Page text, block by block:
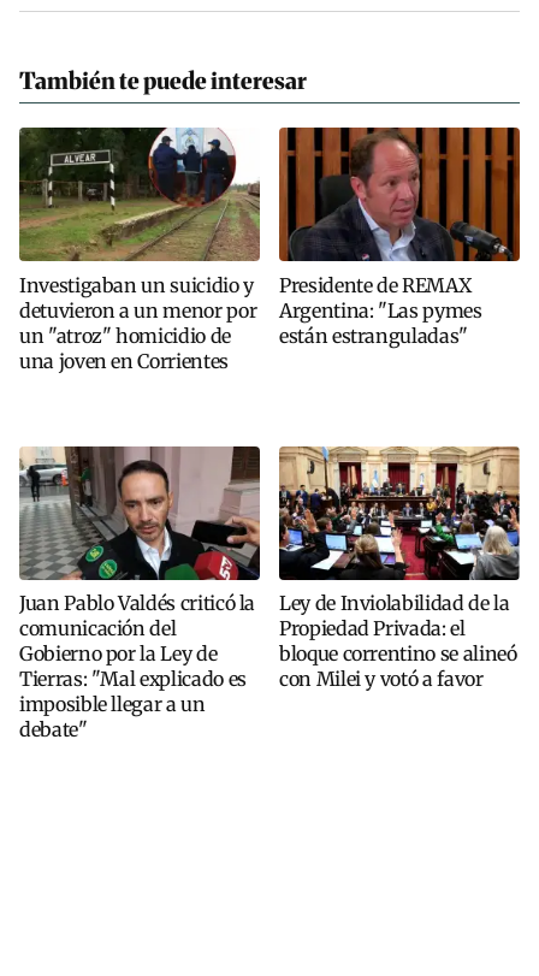
También te puede interesar
Investigaban un suicidio y
detuvieron a un menor por
un "atroz" homicidio de
una joven en Corrientes
Presidente de REMAX
Argentina: "Las pymes
están estranguladas"
Juan Pablo Valdés criticó la
comunicación del
Gobierno por la Ley de
Tierras: "Mal explicado es
imposible llegar a un
debate"
Ley de Inviolabilidad de la
Propiedad Privada: el
bloque correntino se alineó
con Milei y votó a favor